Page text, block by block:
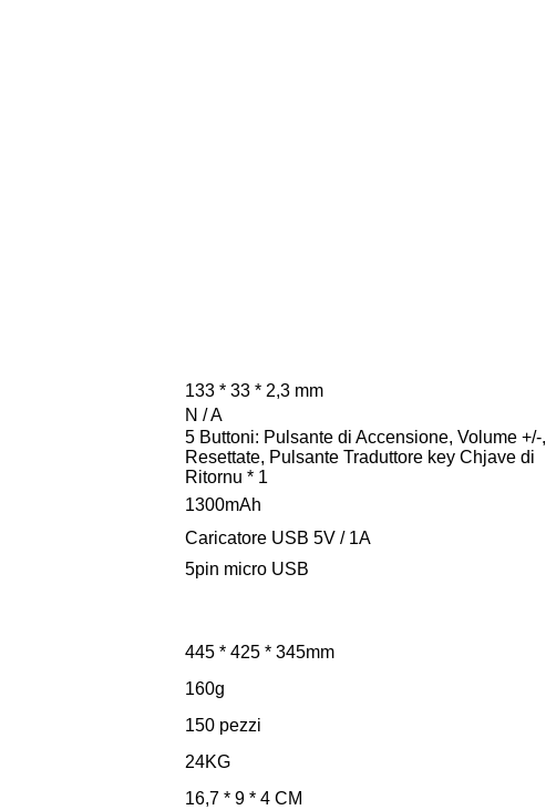
133 * 33 * 2,3 mm
N / A
5 Buttoni: Pulsante di Accensione, Volume +/-,
Resettate, Pulsante Traduttore key Chjave di
Ritornu * 1
1300mAh
Caricatore USB 5V / 1A
5pin micro USB
445 * 425 * 345mm
160g
150 pezzi
24KG
16,7 * 9 * 4 CM